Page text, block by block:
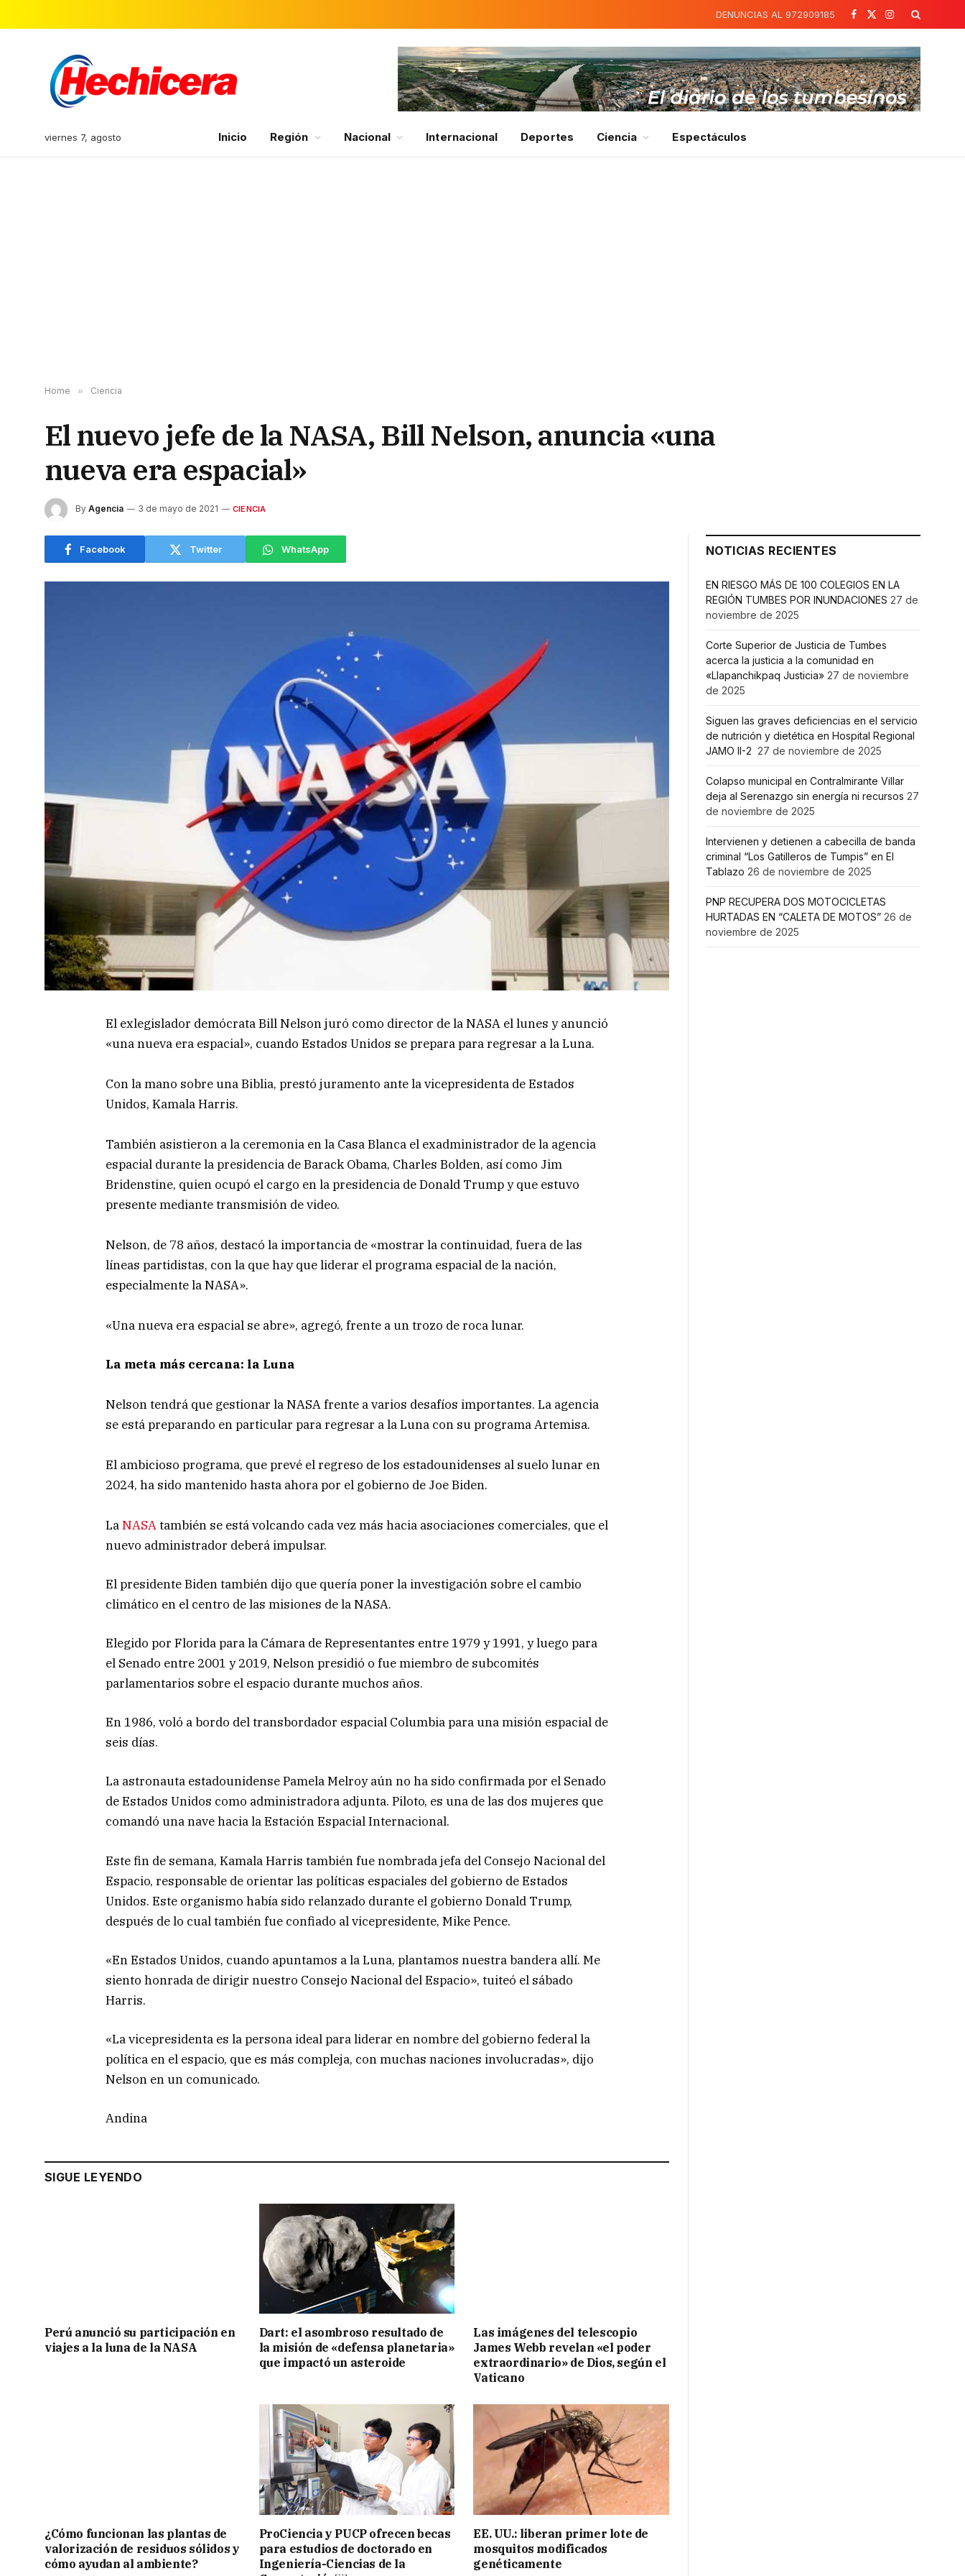
DENUNCIAS AL 972909185
Facebook
X
Instagram
viernes 7, agosto Inicio Región Nacional Internacional Deportes Ciencia Espectáculos
Home » Ciencia
El nuevo jefe de la NASA, Bill Nelson, anuncia «una
nueva era espacial»
By Agencia 3 de mayo de 2021 CIENCIA
Facebook Twitter WhatsApp
El exlegislador demócrata Bill Nelson juró como director de la NASA el lunes y anunció
«una nueva era espacial», cuando Estados Unidos se prepara para regresar a la Luna.
Con la mano sobre una Biblia, prestó juramento ante la vicepresidenta de Estados
Unidos, Kamala Harris.
También asistieron a la ceremonia en la Casa Blanca el exadministrador de la agencia
espacial durante la presidencia de Barack Obama, Charles Bolden, así como Jim
Bridenstine, quien ocupó el cargo en la presidencia de Donald Trump y que estuvo
presente mediante transmisión de video.
Nelson, de 78 años, destacó la importancia de «mostrar la continuidad, fuera de las
líneas partidistas, con la que hay que liderar el programa espacial de la nación,
especialmente laNASA».
«Una nueva era espacial se abre», agregó, frente a un trozo de roca lunar.
La meta más cercana: la Luna
Nelson tendrá que gestionar la NASA frente a varios desafíos importantes. La agencia
se está preparando en particular para regresar a la Luna con su programa Artemisa.
El ambicioso programa, que prevé el regreso de los estadounidenses al suelo lunar en
2024, ha sido mantenido hasta ahora por el gobierno de Joe Biden.
LaNASAtambién se está volcando cada vez más hacia asociaciones comerciales, que el
nuevo administrador deberá impulsar.
El presidente Biden también dijo que quería poner la investigación sobre el cambio
climático en el centro de las misiones de la NASA.
Elegido por Florida para la Cámara de Representantes entre 1979 y 1991, y luego para
el Senado entre 2001 y 2019, Nelson presidió o fue miembro de subcomités
parlamentarios sobre el espacio durante muchos años.
En 1986, voló a bordo del transbordador espacial Columbia para una misión espacial de
seis días.
La astronauta estadounidense Pamela Melroy aún no ha sido confirmada por el Senado
de Estados Unidos como administradora adjunta. Piloto, es una de las dos mujeres que
comandó una nave hacia la Estación Espacial Internacional.
Este fin de semana, Kamala Harris también fue nombrada jefa del Consejo Nacional del
Espacio, responsable de orientar las políticas espaciales del gobierno de Estados
Unidos. Este organismo había sido relanzado durante el gobierno Donald Trump,
después de lo cual también fue confiado al vicepresidente, Mike Pence.
«En Estados Unidos, cuando apuntamos a la Luna, plantamos nuestra bandera allí. Me
siento honrada de dirigir nuestro Consejo Nacional del Espacio», tuiteó el sábado
Harris.
«La vicepresidenta es la persona ideal para liderar en nombre del gobierno federal la
política en el espacio, que es más compleja, con muchas naciones involucradas», dijo
Nelson en un comunicado.
Andina
SIGUE LEYENDO
Perú anunció su participación en
viajes a la luna de la NASA
Dart: el asombroso resultado de
la misión de «defensa planetaria»
que impactó un asteroide
Las imágenes del telescopio
James Webb revelan «el poder
extraordinario» de Dios, según el
Vaticano
¿Cómo funcionan las plantas de
valorización de residuos sólidos y
cómo ayudan al ambiente?
ProCiencia y PUCP ofrecen becas
para estudios de doctorado en
Ingeniería-Ciencias de la
EE. UU.: liberan primer lote de
mosquitos modificados
genéticamente
NOTICIAS RECIENTES
EN RIESGO MÁS DE 100 COLEGIOS EN LA
REGIÓN TUMBES POR INUNDACIONES 27 de
noviembre de 2025
Corte Superior de Justicia de Tumbes
acerca la justicia a la comunidad en
«Llapanchikpaq Justicia» 27 de noviembre
de 2025
Siguen las graves deficiencias en el servicio
de nutrición y dietética en Hospital Regional
JAMO II-2 27 de noviembre de 2025
Colapso municipal en Contralmirante Villar
deja al Serenazgo sin energía ni recursos 27
de noviembre de 2025
Intervienen y detienen a cabecilla de banda
criminal “Los Gatilleros de Tumpis” en El
Tablazo 26 de noviembre de 2025
PNP RECUPERA DOS MOTOCICLETAS
HURTADAS EN “CALETA DE MOTOS” 26 de
noviembre de 2025